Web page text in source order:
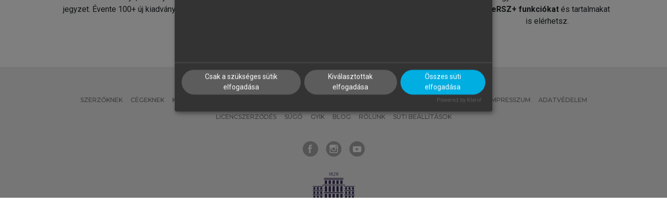
jegyzet. Évente 100+ új kiadvány.
MeRSZ+ funkciókat és tartalmakat
is elérhetsz.
SZERZŐKNEK CÉGEKNEK KÖNYVTÁROSOKNAK MI – ÁLTALÁNOS IRÁNYELVEK IMPRESSZUM ADATVÉDELEM
LICENCSZERZŐDÉS SÚGÓ GYIK BLOG RÓLUNK SÜTI BEÁLLÍTÁSOK
Csak a szükséges sütik
elfogadása
Kiválasztottak
elfogadása
Összes süti
elfogadása
Powered by Klaro!